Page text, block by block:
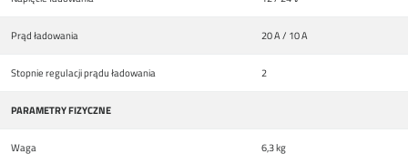
Prąd ładowania 20 A / 10 A
Stopnie regulacji prądu ładowania 2
PARAMETRY FIZYCZNE
Waga 6,3 kg